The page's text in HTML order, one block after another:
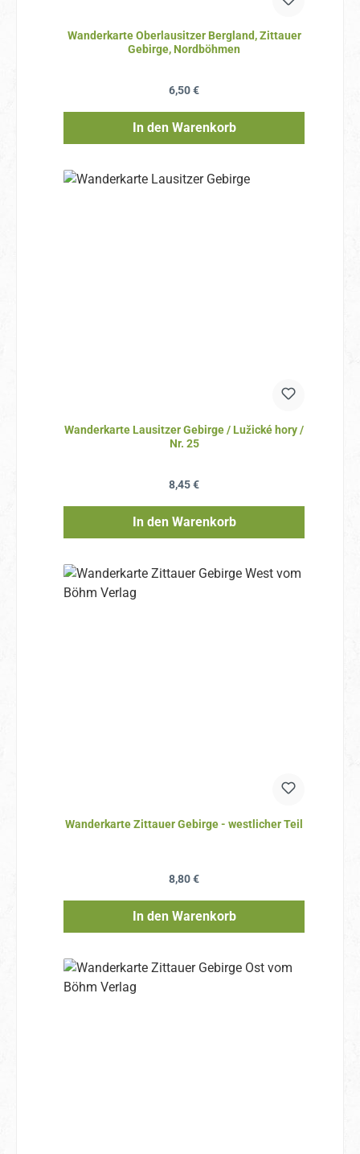
Wanderkarte Oberlausitzer Bergland, Zittauer
Gebirge, Nordböhmen
Regulärer Preis:
6,50 €
In den Warenkorb
Wanderkarte Lausitzer Gebirge / Lužické hory /
Nr. 25
Regulärer Preis:
8,45 €
In den Warenkorb
Wanderkarte Zittauer Gebirge - westlicher Teil
Regulärer Preis:
8,80 €
In den Warenkorb